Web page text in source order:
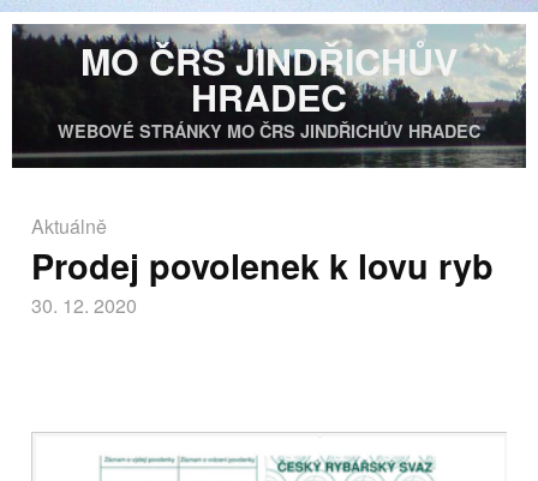
MO ČRS JINDŘICHŮV
HRADEC
WEBOVÉ STRÁNKY MO ČRS JINDŘICHŮV HRADEC
Aktuálně
Prodej povolenek k lovu ryb
30. 12. 2020